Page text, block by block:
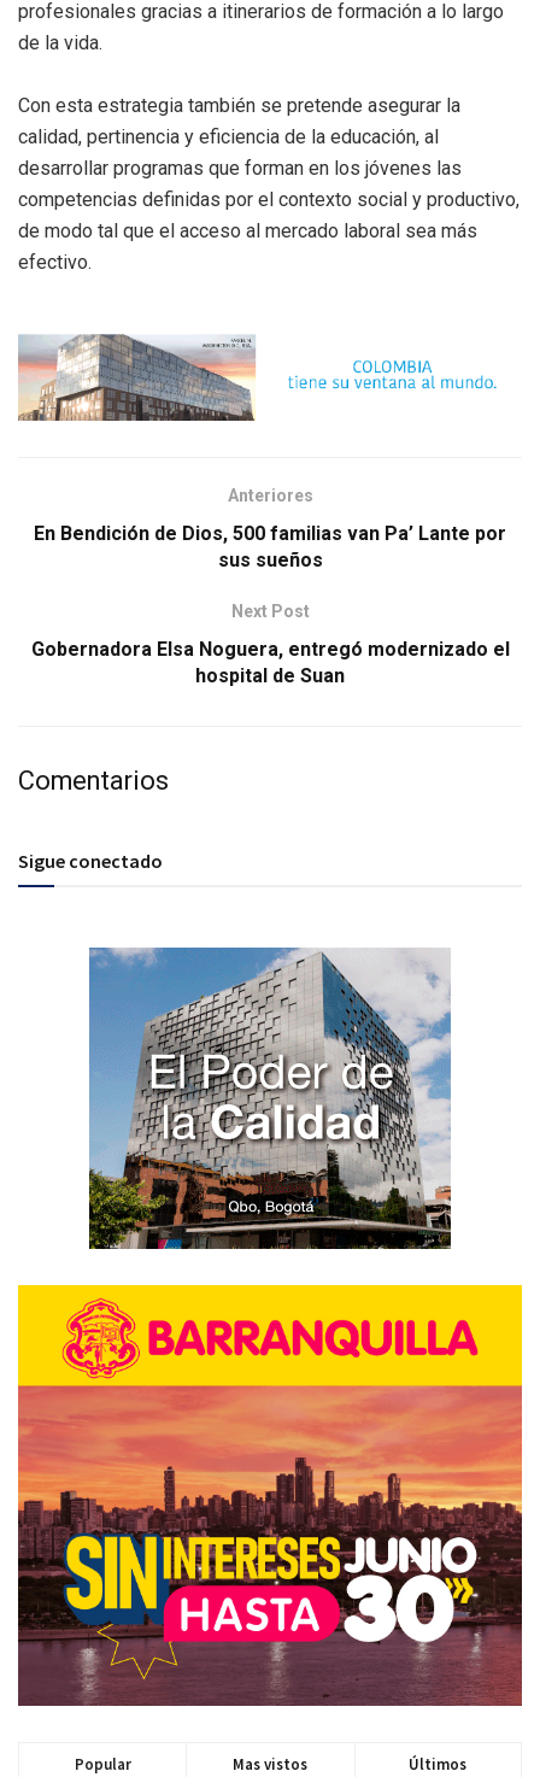
profesionales gracias a itinerarios de formación a lo largo
de la vida.
Con esta estrategia también se pretende asegurar la
calidad, pertinencia y eficiencia de la educación, al
desarrollar programas que forman en los jóvenes las
competencias definidas por el contexto social y productivo,
de modo tal que el acceso al mercado laboral sea más
efectivo.
Anteriores
En Bendición de Dios, 500 familias van Pa’ Lante por
sus sueños
Next Post
Gobernadora Elsa Noguera, entregó modernizado el
hospital de Suan
Comentarios
Sigue conectado
Popular Mas vistos Últimos